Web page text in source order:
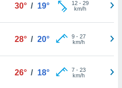
30° / 19° 12- 29
km/h
28° / 20° 9- 27
km/h
26° / 18° 7- 23
km/h